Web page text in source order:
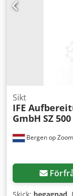
Bergen op Zoom
Sikt
IFE
GmbH SZ 500